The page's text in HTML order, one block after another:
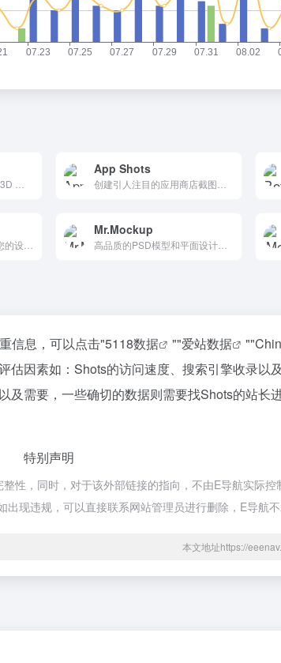
App Shots
Mr.Mockup
高品质的PSD模型和平面设计来展示你的作品！我们为专业设计师建立优质和免费的实体模型模板。
信息，可以点击"5118数据 ""爱站数据 ""
因素如：Shots的访问速度、搜索引擎收录以
需要，一些确切的数据则需要找Shots的站长
特别声明
性，同时，对于该外部链接的指向，不由E导航实际
现违规，可以直接联系网站管理员进行删除，E导航不
本文地址https://